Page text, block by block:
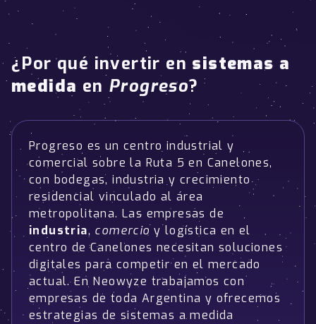
¿Por qué invertir en sistemas a
medida en Progreso?
Progreso es un centro industrial y
comercial sobre la Ruta 5 en Canelones,
con bodegas, industria y crecimiento
residencial vinculado al área
metropolitana. Las empresas de
industria, comercio y logística en el
centro de Canelones necesitan soluciones
digitales para competir en el mercado
actual. En Neowyze trabajamos con
empresas de toda Argentina y ofrecemos
estrategias de sistemas a medida